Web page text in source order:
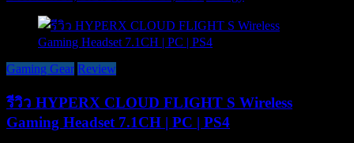
Gaming Gear Review
รีวิว HYPERX CLOUD FLIGHT S Wireless
Gaming Headset 7.1CH | PC | PS4